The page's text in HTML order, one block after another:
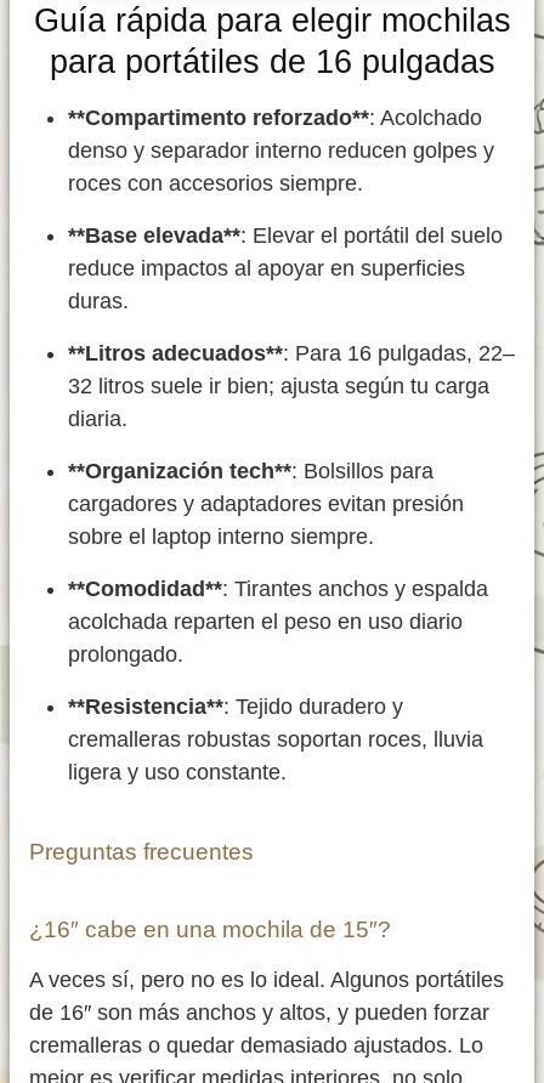
Guía rápida para elegir mochilas
para portátiles de 16 pulgadas
**Compartimento reforzado**: Acolchado
denso y separador interno reducen golpes y
roces con accesorios siempre.
**Base elevada**: Elevar el portátil del suelo
reduce impactos al apoyar en superficies
duras.
**Litros adecuados**: Para 16 pulgadas, 22–
32 litros suele ir bien; ajusta según tu carga
diaria.
**Organización tech**: Bolsillos para
cargadores y adaptadores evitan presión
sobre el laptop interno siempre.
**Comodidad**: Tirantes anchos y espalda
acolchada reparten el peso en uso diario
prolongado.
**Resistencia**: Tejido duradero y
cremalleras robustas soportan roces, lluvia
ligera y uso constante.
Preguntas frecuentes
¿16″ cabe en una mochila de 15″?
A veces sí, pero no es lo ideal. Algunos portátiles
de 16″ son más anchos y altos, y pueden forzar
cremalleras o quedar demasiado ajustados. Lo